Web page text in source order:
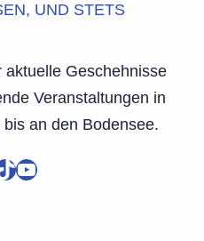
UND STETS
Geschehnisse
Veranstaltungen in
an den Bodensee.
YouTube